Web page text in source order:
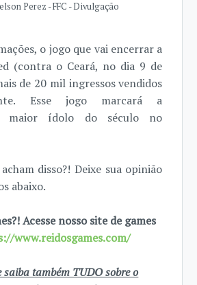
Perez - FFC - Divulgação
o jogo que vai encerrar a
(contra o Ceará, no dia 9 de
de 20 mil ingressos vendidos
Esse jogo marcará a
maior ídolo do século no
disso?! Deixe sua opinião
abaixo.
Acesse nosso site de games
www.reidosgames.com/
saiba também TUDO sobre o